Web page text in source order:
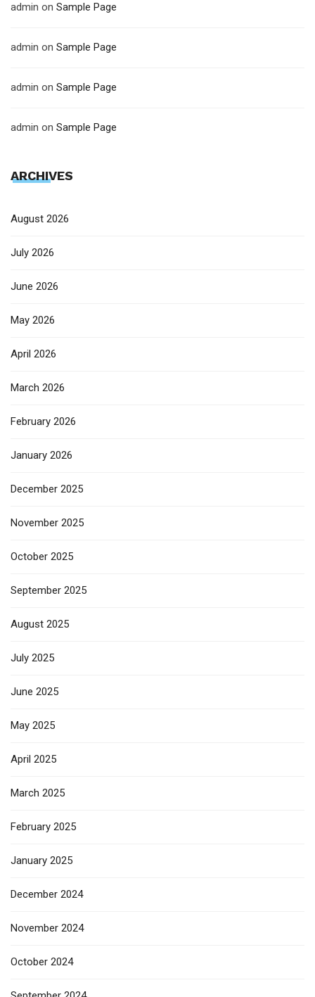
admin on Sample Page
admin on Sample Page
admin on Sample Page
admin on Sample Page
ARCHIVES
August 2026
July 2026
June 2026
May 2026
April 2026
March 2026
February 2026
January 2026
December 2025
November 2025
October 2025
September 2025
August 2025
July 2025
June 2025
May 2025
April 2025
March 2025
February 2025
January 2025
December 2024
November 2024
October 2024